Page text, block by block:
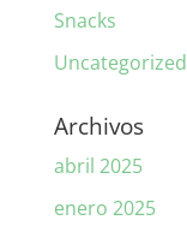
Snacks
Uncategorized
Archivos
abril 2025
enero 2025